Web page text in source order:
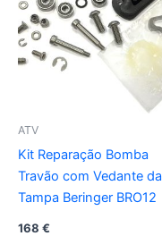
ATV
Kit Reparação Bomba
Travão com Vedante da
Tampa Beringer BRO12
168 €